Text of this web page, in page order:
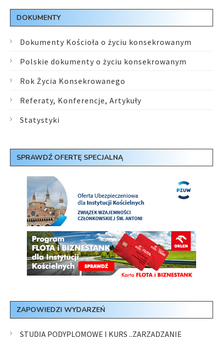
DOKUMENTY
Dokumenty Kościoła o życiu konsekrowanym
Polskie dokumenty o życiu konsekrowanym
Rok Życia Konsekrowanego
Referaty, Konferencje, Artykuły
Statystyki
SPRAWDŹ OFERTĘ SPECJALNĄ
ZAPOWIEDZI WYDARZEŃ
STUDIA PODYPLOMOWE I KURS „ZARZĄDZANIE